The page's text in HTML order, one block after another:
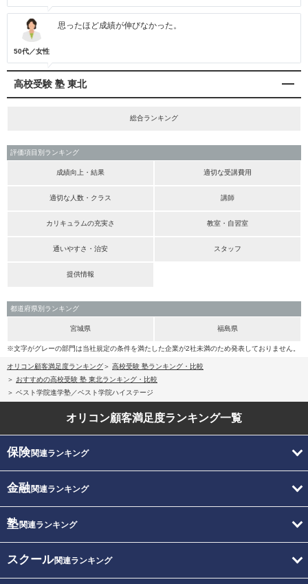
50代／女性
思ったほど成績が伸びなかった。
高校受験 塾 東北
総合ランキング
評価項目別ランキング
成績向上・結果 適切な受講費用
適切な人数・クラス 講師
カリキュラムの充実さ 教室・自習室
通いやすさ・治安 スタッフ
提供情報
都道府県別ランキング
宮城県 福島県
※文字がグレーの部門は当社規定の条件を満たした企業が2社未満のため発表しておりません。
オリコン顧客満足度ランキング
高校受験 塾ランキング・比較
おすすめの高校受験 塾 東北ランキング・比較
ベスト学院進学塾／ベスト学院ハイステージ
オリコン顧客満足度ランキング一覧
保険関連ランキング
金融関連ランキング
塾関連ランキング
スクール関連ランキング